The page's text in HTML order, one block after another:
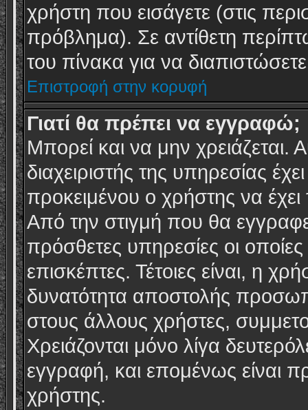
χρήστη που εισάγετε (στις
πρόβλημα). Σε αντίθετη
του πίνακα για να
Επιστροφή στην κορυφή
Γιατί θα πρέπει να εγγραφώ;
Μπορεί και να μην χρειάζεται.
διαχειριστής της υπηρεσίας
προκειμένου ο χρήστης να
Από την στιγμή που θα
πρόσθετες υπηρεσίες οι
επισκέπτες. Τέτοιες είναι, η
δυνατότητα αποστολής
στους άλλους χρήστες,
Χρειάζονται μόνο λίγα
εγγραφή, και επομένως είναι
χρήστης.